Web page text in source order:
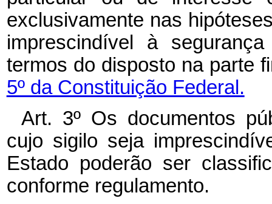
exclusivamente nas
imprescindível à
termos do disposto na parte
5º da Constituição Federal.
Art. 3º Os documentos
cujo sigilo seja
Estado poderão ser
conforme regulamento.